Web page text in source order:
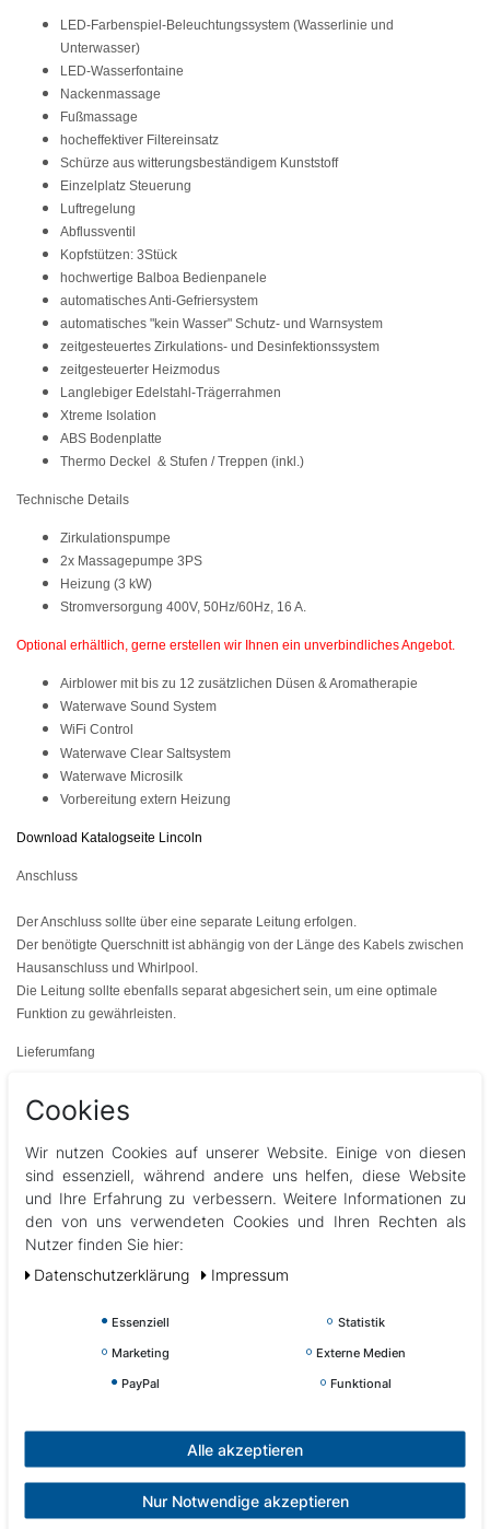
LED-Farbenspiel-Beleuchtungssystem (Wasserlinie und
Unterwasser)
LED-Wasserfontaine
Nackenmassage
Fußmassage
hocheffektiver Filtereinsatz
Schürze aus witterungsbeständigem Kunststoff
Einzelplatz Steuerung
Luftregelung
Abflussventil
Kopfstützen: 3Stück
hochwertige Balboa Bedienpanele
automatisches Anti-Gefriersystem
automatisches "kein Wasser" Schutz- und Warnsystem
zeitgesteuertes Zirkulations- und Desinfektionssystem
zeitgesteuerter Heizmodus
Langlebiger Edelstahl-Trägerrahmen
Xtreme Isolation
ABS Bodenplatte
Thermo Deckel & Stufen / Treppen (inkl.)
Technische Details
Zirkulationspumpe
2x Massagepumpe 3PS
Heizung (3 kW)
Stromversorgung 400V, 50Hz/60Hz, 16 A.
Optional erhältlich, gerne erstellen wir Ihnen ein unverbindliches Angebot.
Airblower mit bis zu 12 zusätzlichen Düsen & Aromatherapie
Waterwave Sound System
WiFi Control
Waterwave Clear Saltsystem
Waterwave Microsilk
Vorbereitung extern Heizung
Download Katalogseite Lincoln
Anschluss
Der Anschluss sollte über eine separate Leitung erfolgen.
Der benötigte Querschnitt ist abhängig von der Länge des Kabels zwischen
Hausanschluss und Whirlpool.
Die Leitung sollte ebenfalls separat abgesichert sein, um eine optimale
Funktion zu gewährleisten.
Lieferumfang
Thermocover (ggf. gleich mit bestellen siehe Artikelbeschreibung)
Selbstverständlich inkl. deutscher Bedienungsanleitung
Selbstverständlich erhalten Sie nach Versand der Ware automatisch
eine Rechnung (inkl. MwSt.)
Lieferung
Bitte beachten Sie, dass Ihnen der Outdoor Whirlpool FREI
BORDSTEINKANTE mit einem LKW geliefert wird.
Die Terminavisierung führen die Spediteure selbständig mit Ihnen
sprechen Sie uns einfach an.
Cookies
Wir nutzen Cookies auf unserer Website. Einige von diesen
sind essenziell, während andere uns helfen, diese Website
und Ihre Erfahrung zu verbessern. Weitere Informationen zu
den von uns verwendeten Cookies und Ihren Rechten als
Nutzer finden Sie hier:
Daten­schutz­erklärung
Impressum
Essenziell
Statistik
Marketing
Externe Medien
PayPal
Funktional
Alle akzeptieren
Nur Notwendige akzeptieren